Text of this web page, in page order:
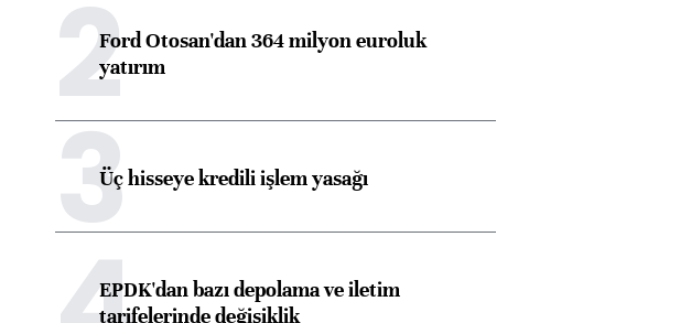
2Ford Otosan'dan 364 milyon euroluk
yatırım
3Üç hisseye kredili işlem yasağı
EPDK'dan bazı depolama ve iletim
tarifelerinde değişiklik